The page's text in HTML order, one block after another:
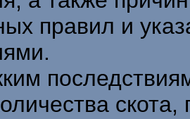
правил и
скота,